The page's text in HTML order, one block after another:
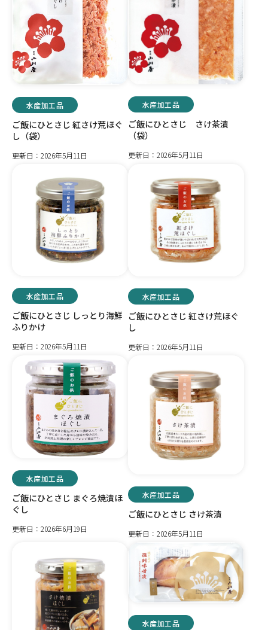
水産加工品
ご飯にひとさじ 紅さけ荒ほぐ
し（袋）
更新日：2026年5月11日
水産加工品
ご飯にひとさじ さけ茶漬
（袋）
更新日：2026年5月11日
水産加工品
ご飯にひとさじ しっとり海鮮
ふりかけ
更新日：2026年5月11日
水産加工品
ご飯にひとさじ 紅さけ荒ほぐ
し
更新日：2026年5月11日
水産加工品
ご飯にひとさじ まぐろ焼漬ほ
ぐし
更新日：2026年6月19日
水産加工品
ご飯にひとさじ さけ茶漬
更新日：2026年5月11日
水産加工品